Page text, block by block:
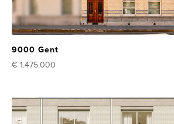
9000 Gent
€ 1.475.000